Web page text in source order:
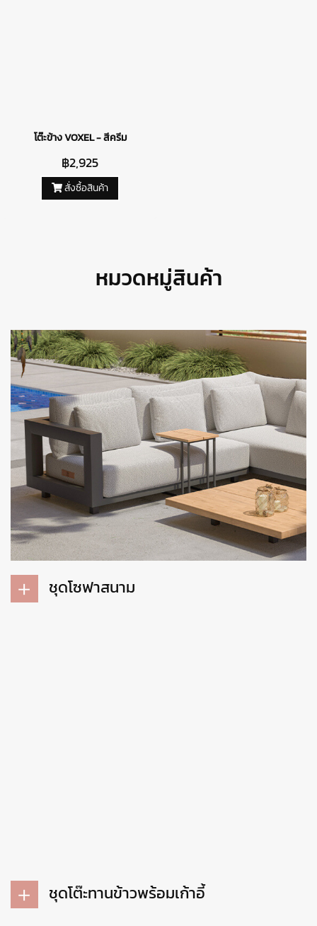
โต๊ะข้าง VOXEL - สีครีม
฿2,925
สั่งซื้อสินค้า
หมวดหมู่สินค้า
ชุดโซฟาสนาม
ชุดโต๊ะทานข้าวพร้อมเก้าอี้